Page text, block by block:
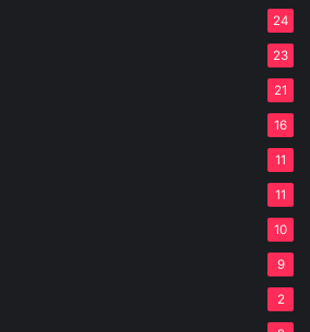
24
23
21
16
11
11
10
9
2